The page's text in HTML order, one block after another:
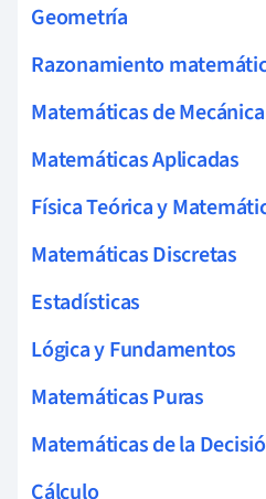
Geometría
Razonamiento
Matemáticas de Mecánica
Matemáticas Aplicadas
Física Teórica y
Matemáticas Discretas
Estadísticas
Lógica y Fundamentos
Matemáticas Puras
Matemáticas de la
Cálculo